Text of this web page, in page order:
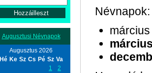
Augusztusi Névnapok
Augusztus 2026
Hé Ke Sz Cs Pé Sz Va
1
2
Névnapok: